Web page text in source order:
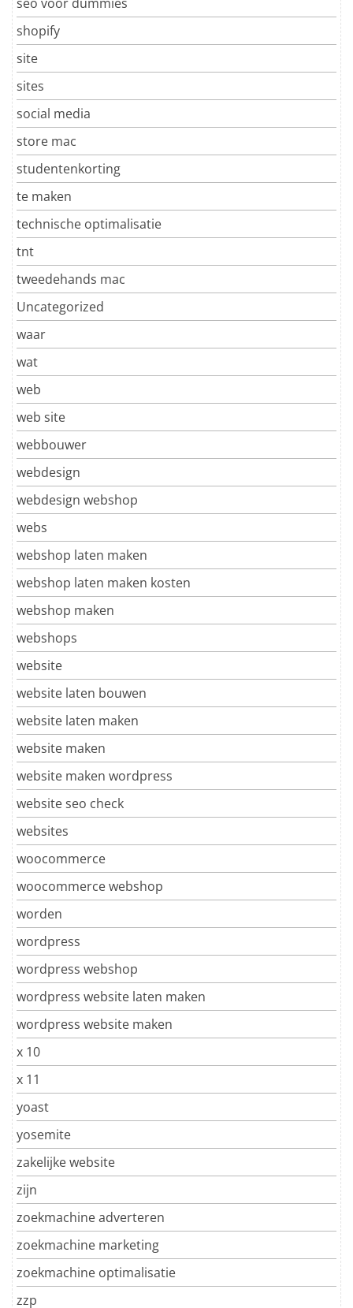
shopify
site
sites
social media
store mac
studentenkorting
te maken
technische optimalisatie
tnt
tweedehands mac
Uncategorized
waar
wat
web
web site
webbouwer
webdesign
webdesign webshop
webs
webshop laten maken
webshop laten maken kosten
webshop maken
webshops
website
website laten bouwen
website laten maken
website maken
website maken wordpress
website seo check
websites
woocommerce
woocommerce webshop
worden
wordpress
wordpress webshop
wordpress website laten maken
wordpress website maken
x 10
x 11
yoast
yosemite
zakelijke website
zijn
zoekmachine adverteren
zoekmachine marketing
zoekmachine optimalisatie
zzp